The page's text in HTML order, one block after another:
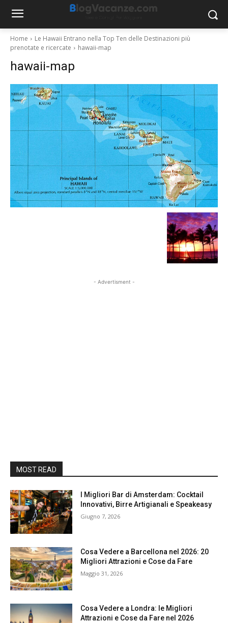
Home
Le Hawaii Entrano nella Top Ten delle Destinazioni più
prenotate e ricercate
hawaii-map
hawaii-map
- Advertisment -
MOST READ
I Migliori Bar di Amsterdam: Cocktail
Innovativi, Birre Artigianali e Speakeasy
Giugno 7, 2026
Cosa Vedere a Barcellona nel 2026: 20
Migliori Attrazioni e Cose da Fare
Maggio 31, 2026
Cosa Vedere a Londra: le Migliori
Attrazioni e Cose da Fare nel 2026